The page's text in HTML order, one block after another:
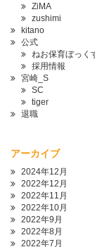
ZiMA
zushimi
kitano
公式
ねお保育ぼっく
採用情報
宮崎_S
SC
tiger
退職
アーカイブ
2024年12月
2022年12月
2022年11月
2022年10月
2022年9月
2022年8月
2022年7月